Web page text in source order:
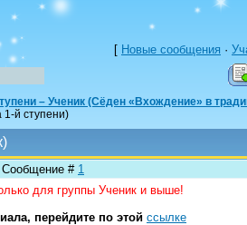
[ Новые сообщения ·
– Ученик (Сёден «Вхождение» в
1-й ступени)
Сообщение # 1
для группы Ученик и выше!
перейдите по этой ссылке